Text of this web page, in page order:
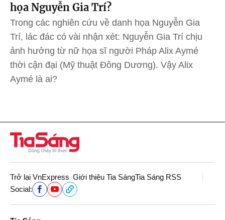
họa Nguyễn Gia Trí?
Trong các nghiên cứu về danh họa Nguyễn Gia
Trí, lác đác có vài nhận xét: Nguyễn Gia Trí chịu
ảnh hưởng từ nữ họa sĩ người Pháp Alix Aymé
thời cận đại (Mỹ thuật Đông Dương). Vậy Alix
Aymé là ai?
Trở lại VnExpress Giới thiệu Tia SángTia Sáng RSS
Social: